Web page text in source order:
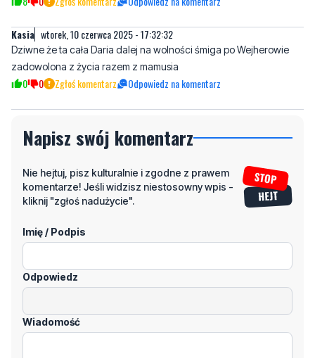
Kasia wtorek, 10 czerwca 2025 - 17:32:32
Dziwne że ta cała Daria dalej na wolności śmiga po Wejherowie
zadowolona z życia razem z mamusia
0 0 Zgłoś komentarz Odpowiedz na komentarz
Napisz swój komentarz
Nie hejtuj, pisz kulturalnie i zgodne z prawem
komentarze! Jeśli widzisz niestosowny wpis -
kliknij "zgłoś nadużycie".
Imię / Podpis
Odpowiedz
Wiadomość